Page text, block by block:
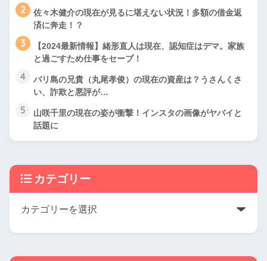
2
佐々木健介の現在が見るに堪えない状況！多額の借金返
済に奔走！？
3
【2024最新情報】緒形直人は現在、認知症はデマ。家族
と過ごすため仕事をセーブ！
4
バリ島の兄貴（丸尾孝俊）の現在の資産は？うさんくさ
い、詐欺と悪評が…
5
山咲千里の現在の姿が衝撃！インスタの画像がヤバイと
話題に
カテゴリー